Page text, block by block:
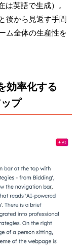
は英語で生成）。
後から見返す手間
ム全体の生産性を
効率化する
プ